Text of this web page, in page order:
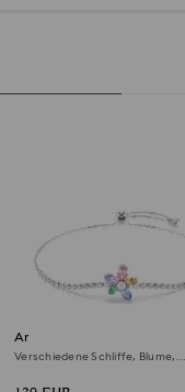
Ariana Grande x Swarovski
Armband
Verschiedene Schliffe, Blume,